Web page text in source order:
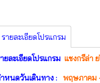
รายละเอียดโปรแกรม
ยละเอียดโปรแกรม แชงกรีล่า
หนดวันเดินทาง : พฤษภาคม